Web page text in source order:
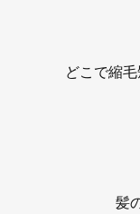
どこで縮
髪